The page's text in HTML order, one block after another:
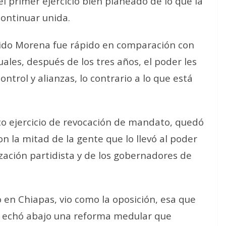
unida.
Morena fue rápido en comparación con
después de los tres años, el poder les
y alianzas, lo contrario a lo que está
ejercicio de revocación de mandato, quedó
la mitad de la gente que lo llevó al poder
partidista y de los gobernadores de
Chiapas, vio como la oposición, esa que
abajo una reforma medular que